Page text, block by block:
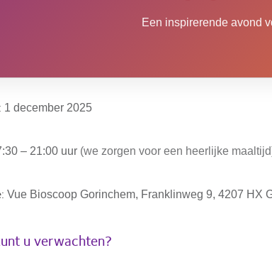
Een inspirerende avond
1 december 2025
– 21:00 uur (we zorgen voor een heerlijke
Vue Bioscoop Gorinchem, Franklinweg 9, 4207 HX
u verwachten?